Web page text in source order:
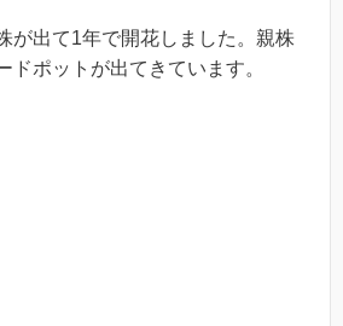
が出て1年で開花しました。親株
ドポットが出てきています。